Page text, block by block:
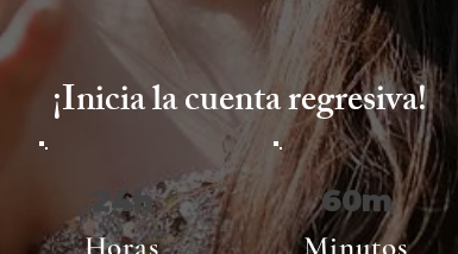
¡Inicia la cuenta regresiva!
24h 60m
Horas Minutos